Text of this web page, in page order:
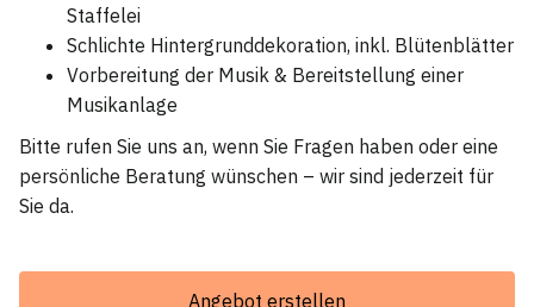
Staffelei
Schlichte Hintergrunddekoration, inkl. Blütenblätter
Vorbereitung der Musik & Bereitstellung einer
Musikanlage
Bitte rufen Sie uns an, wenn Sie Fragen haben oder eine
persönliche Beratung wünschen – wir sind jederzeit für
Sie da.
Angebot erstellen